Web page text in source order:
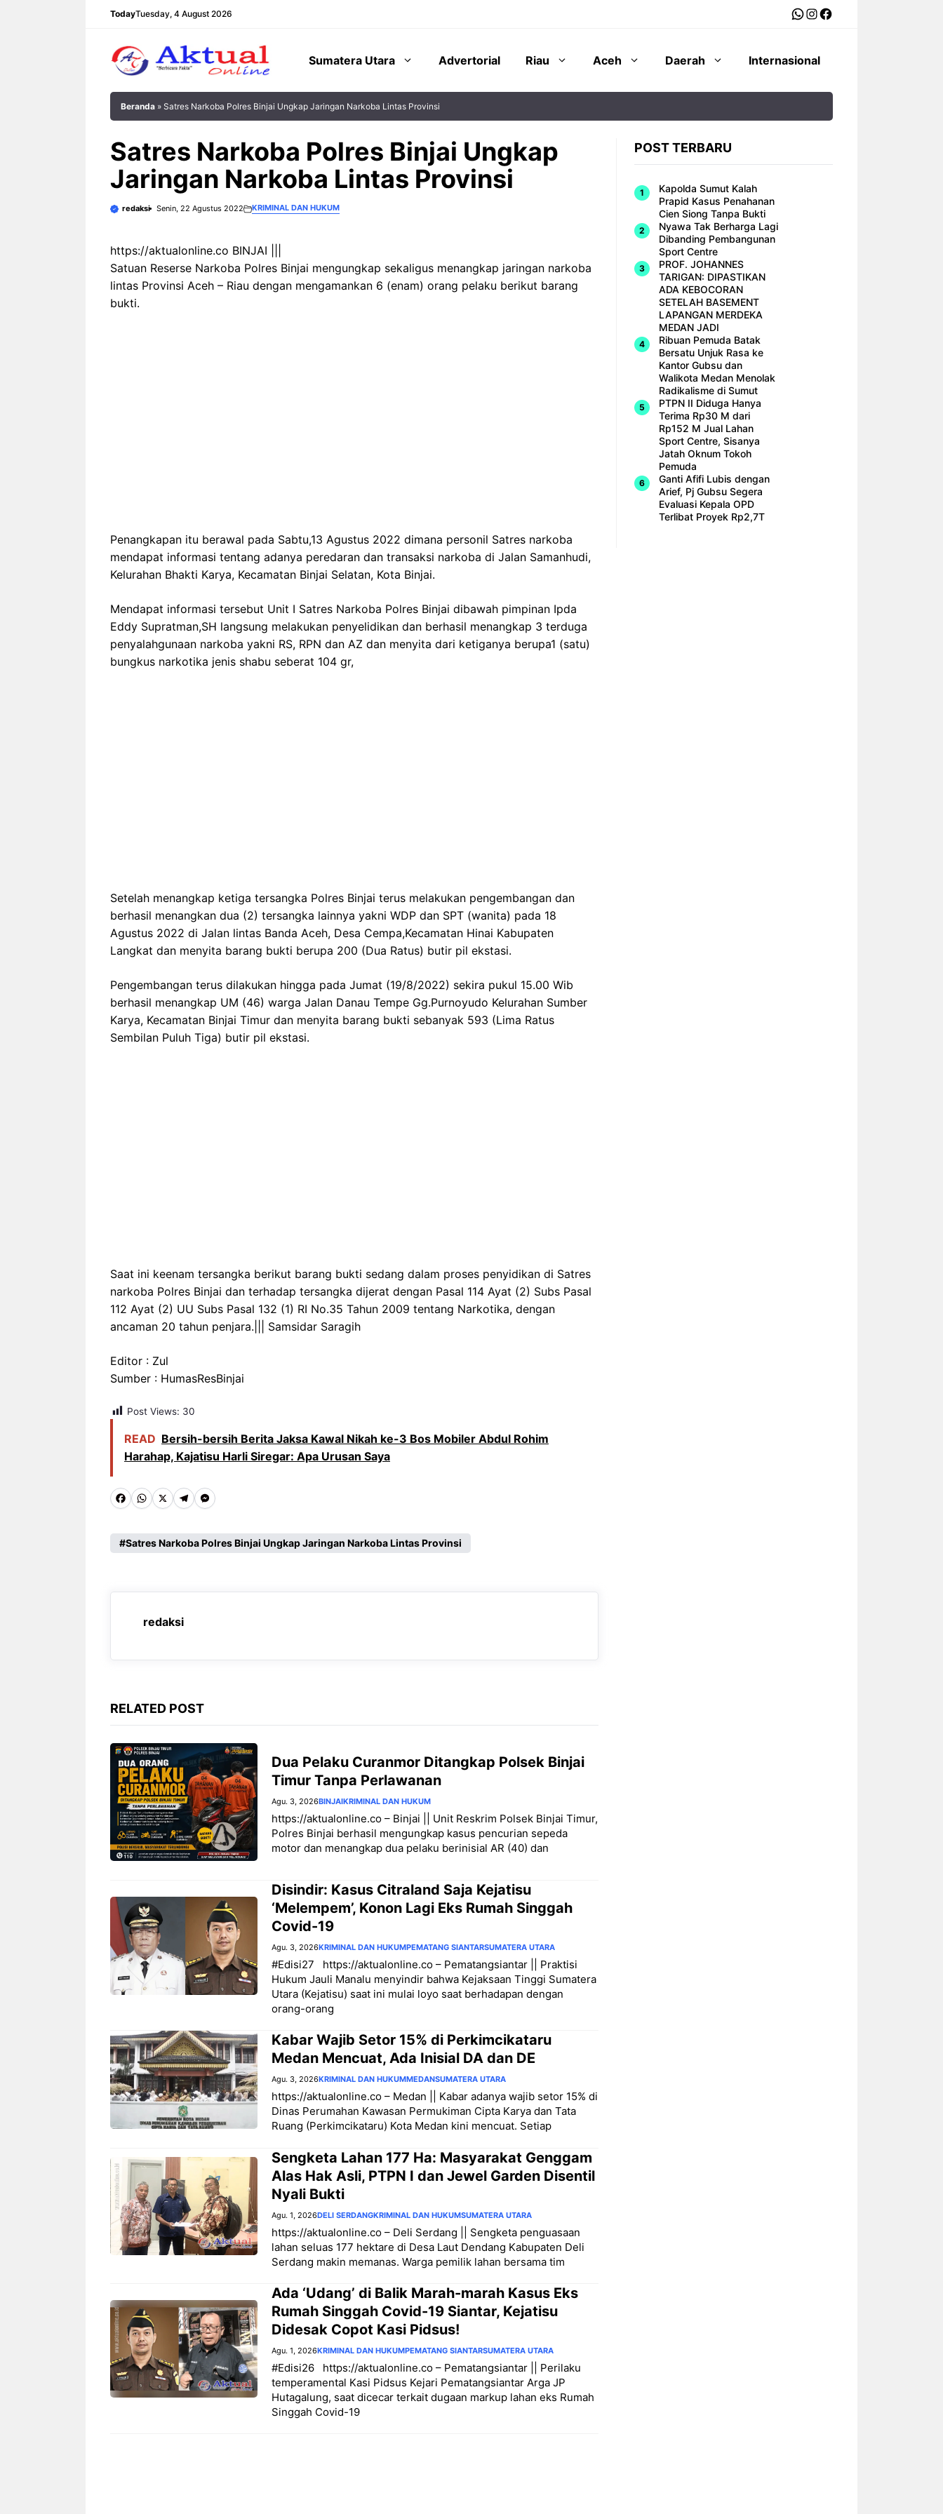
TodayTuesday, 4 August 2026 WhatsApp
Instagram
Facebook
Sumatera Utara Advertorial Riau Aceh Daerah Internasional
Beranda » Satres Narkoba Polres Binjai Ungkap Jaringan Narkoba Lintas Provinsi
Satres Narkoba Polres Binjai Ungkap
Jaringan Narkoba Lintas Provinsi
redaksi Senin, 22 Agustus 2022 KRIMINAL DAN HUKUM
https://aktualonline.co BINJAI |||
Satuan Reserse Narkoba Polres Binjai mengungkap sekaligus menangkap jaringan narkoba
lintas Provinsi Aceh – Riau dengan mengamankan 6 (enam) orang pelaku berikut barang
bukti.
Penangkapan itu berawal pada Sabtu,13 Agustus 2022 dimana personil Satres narkoba
mendapat informasi tentang adanya peredaran dan transaksi narkoba di Jalan Samanhudi,
Kelurahan Bhakti Karya, Kecamatan Binjai Selatan, Kota Binjai.
Mendapat informasi tersebut Unit I Satres Narkoba Polres Binjai dibawah pimpinan Ipda
Eddy Supratman,SH langsung melakukan penyelidikan dan berhasil menangkap 3 terduga
penyalahgunaan narkoba yakni RS, RPN dan AZ dan menyita dari ketiganya berupa1 (satu)
bungkus narkotika jenis shabu seberat 104 gr,
Setelah menangkap ketiga tersangka Polres Binjai terus melakukan pengembangan dan
berhasil menangkan dua (2) tersangka lainnya yakni WDP dan SPT (wanita) pada 18
Agustus 2022 di Jalan lintas Banda Aceh, Desa Cempa,Kecamatan Hinai Kabupaten
Langkat dan menyita barang bukti berupa 200 (Dua Ratus) butir pil ekstasi.
Pengembangan terus dilakukan hingga pada Jumat (19/8/2022) sekira pukul 15.00 Wib
berhasil menangkap UM (46) warga Jalan Danau Tempe Gg.Purnoyudo Kelurahan Sumber
Karya, Kecamatan Binjai Timur dan menyita barang bukti sebanyak 593 (Lima Ratus
Sembilan Puluh Tiga) butir pil ekstasi.
Saat ini keenam tersangka berikut barang bukti sedang dalam proses penyidikan di Satres
narkoba Polres Binjai dan terhadap tersangka dijerat dengan Pasal 114 Ayat (2) Subs Pasal
112 Ayat (2) UU Subs Pasal 132 (1) RI No.35 Tahun 2009 tentang Narkotika, dengan
ancaman 20 tahun penjara.||| Samsidar Saragih
Editor : Zul
Sumber : HumasResBinjai
Post Views: 30
READ Bersih-bersih Berita Jaksa Kawal Nikah ke-3 Bos Mobiler Abdul Rohim
Harahap, Kajatisu Harli Siregar: Apa Urusan Saya
F
c
b
k
W
a
s
A
p
X T
l
g
r
m
M
s
e
e
Satres Narkoba Polres Binjai Ungkap Jaringan Narkoba Lintas Provinsi
redaksi
RELATED POST
Dua Pelaku Curanmor Ditangkap Polsek Binjai
Timur Tanpa Perlawanan
Agu. 3, 2026BINJAIKRIMINAL DAN HUKUM
https://aktualonline.co – Binjai || Unit Reskrim Polsek Binjai Timur,
Polres Binjai berhasil mengungkap kasus pencurian sepeda
motor dan menangkap dua pelaku berinisial AR (40) dan
Disindir: Kasus Citraland Saja Kejatisu
‘Melempem’, Konon Lagi Eks Rumah Singgah
Covid-19
Agu. 3, 2026KRIMINAL DAN HUKUMPEMATANG SIANTARSUMATERA UTARA
#Edisi27 https://aktualonline.co – Pematangsiantar || Praktisi
Hukum Jauli Manalu menyindir bahwa Kejaksaan Tinggi Sumatera
Utara (Kejatisu) saat ini mulai loyo saat berhadapan dengan
orang-orang
‎Kabar Wajib Setor 15% di Perkimcikataru
Medan Mencuat, Ada Inisial DA dan DE
Agu. 3, 2026KRIMINAL DAN HUKUMMEDANSUMATERA UTARA
https://aktualonline.co – Medan || Kabar adanya wajib setor 15% di
Dinas Perumahan Kawasan Permukiman Cipta Karya dan Tata
Ruang (Perkimcikataru) Kota Medan kini mencuat. Setiap
Sengketa Lahan 177 Ha: Masyarakat Genggam
Alas Hak Asli, PTPN I dan Jewel Garden Disentil
Nyali Bukti
Agu. 1, 2026DELI SERDANGKRIMINAL DAN HUKUMSUMATERA UTARA
https://aktualonline.co – Deli Serdang || Sengketa penguasaan
lahan seluas 177 hektare di Desa Laut Dendang Kabupaten Deli
Serdang makin memanas. Warga pemilik lahan bersama tim
Ada ‘Udang’ di Balik Marah-marah Kasus Eks
Rumah Singgah Covid-19 Siantar, Kejatisu
Didesak Copot Kasi Pidsus!
Agu. 1, 2026KRIMINAL DAN HUKUMPEMATANG SIANTARSUMATERA UTARA
#Edisi26 https://aktualonline.co – Pematangsiantar || Perilaku
temperamental Kasi Pidsus Kejari Pematangsiantar Arga JP
Hutagalung, saat dicecar terkait dugaan markup lahan eks Rumah
Singgah Covid-19
POST TERBARU
Kapolda Sumut Kalah
Prapid Kasus Penahanan
Cien Siong Tanpa Bukti
Nyawa Tak Berharga Lagi
Dibanding Pembangunan
Sport Centre
PROF. JOHANNES
TARIGAN: DIPASTIKAN
ADA KEBOCORAN
SETELAH BASEMENT
LAPANGAN MERDEKA
MEDAN JADI
Ribuan Pemuda Batak
Bersatu Unjuk Rasa ke
Kantor Gubsu dan
Walikota Medan Menolak
Radikalisme di Sumut
PTPN II Diduga Hanya
Terima Rp30 M dari
Rp152 M Jual Lahan
Sport Centre, Sisanya
Jatah Oknum Tokoh
Pemuda
Ganti Afifi Lubis dengan
Arief, Pj Gubsu Segera
Evaluasi Kepala OPD
Terlibat Proyek Rp2,7T